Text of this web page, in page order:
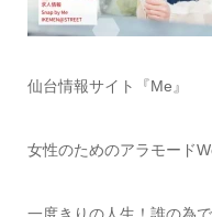
仙台情報サイト『Me』
女性のためのアラモード